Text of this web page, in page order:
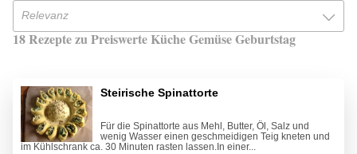
Relevanz
18 Rezepte zu Preiswerte Küche Gemüse Geburtstag
Steirische Spinattorte
Für die Spinattorte aus Mehl, Butter, Öl, Salz und
wenig Wasser einen geschmeidigen Teig kneten und
im Kühlschrank ca. 30 Minuten rasten lassen.In einer...